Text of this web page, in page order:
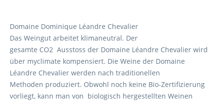
Domaine Dominique Léandre Chevalier
Das Weingut arbeitet klimaneutral. Der
gesamte CO2 Ausstoss der Domaine Léandre Chevalier wird
über myclimate kompensiert. Die Weine der Domaine
Léandre Chevalier werden nach traditionellen
Methoden produziert. Obwohl noch keine Bio-Zertifizierung
vorliegt, kann man von biologisch hergestellten Weinen